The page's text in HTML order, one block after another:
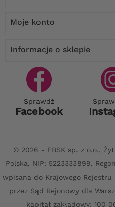
Moje konto
Informacje o sklepie
Sprawdź
Facebook
© 2026 - FBSK sp. z o.o.,
Polska, NIP: 5223333899,
wpisana do Krajowego
przez Sąd Rejonowy dla
kapitał zakładowy: 100